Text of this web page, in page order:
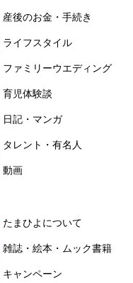
産後のお金・手続き
ライフスタイル
ファミリーウエディング
育児体験談
日記・マンガ
タレント・有名人
動画
たまひよについて
雑誌・絵本・ムック書籍
キャンペーン